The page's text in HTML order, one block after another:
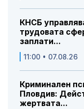
КНСБ
трудовата
заплати...
11:00 • 07.08.26
Криминален
Пловдив:
жертвата...